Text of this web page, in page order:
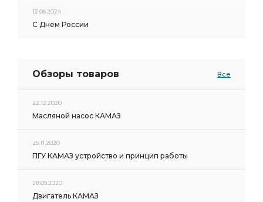
12.06.2024
С Днем России
Обзоры товаров Все
22.12.2020
Масляной насос КАМАЗ
25.11.2020
ПГУ КАМАЗ устройство и принцип работы
28.09.2020
Двигатель КАМАЗ